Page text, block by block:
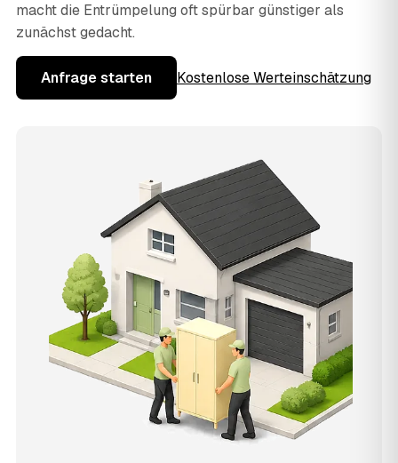
macht die Entrümpelung oft spürbar günstiger als
zunächst gedacht.
Anfrage starten Kostenlose Werteinschätzung